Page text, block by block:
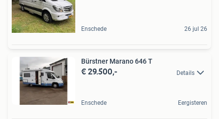
Enschede 26 jul 26
Bürstner Marano 646 T
€ 29.500,- Details
Enschede Eergisteren